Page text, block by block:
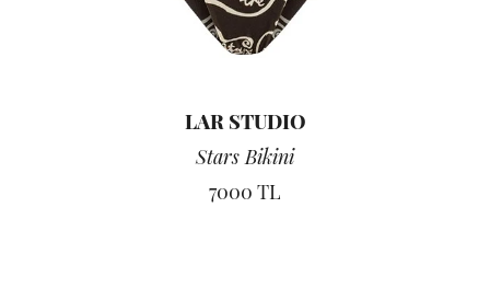
LAR STUDIO
Stars Bikini
7000 TL